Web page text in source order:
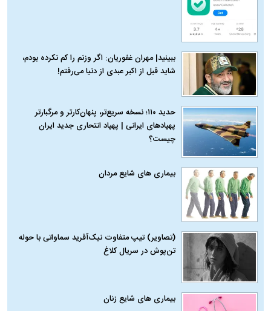
ببینید| مهران غفوریان: اگر وزنم را کم نکرده بودم،
شاید قبل از اکبر عبدی از دنیا می‌رفتم!
حدید ۱۱۰؛ نسخه سریع‌تر، پنهان‌کارتر و مرگبارتر
پهپادهای ایرانی | پهپاد انتحاری جدید ایران
چیست؟
بیماری‌ های شایع مردان
(تصاویر) تیپ متفاوت نیک‌آفرید سماواتی با حوله
تن‌پوش در سریال کلاغ
بیماری‌ های شایع زنان